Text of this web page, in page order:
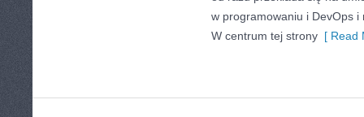
w programowaniu i DevOps
W centrum tej strony [ Read